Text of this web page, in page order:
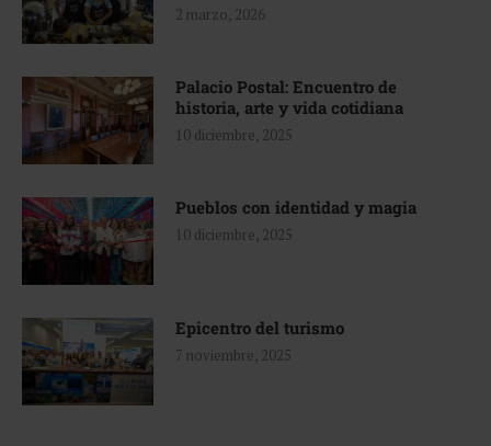
2 marzo, 2026
Palacio Postal: Encuentro de
historia, arte y vida cotidiana
10 diciembre, 2025
Pueblos con identidad y magia
10 diciembre, 2025
Epicentro del turismo
7 noviembre, 2025